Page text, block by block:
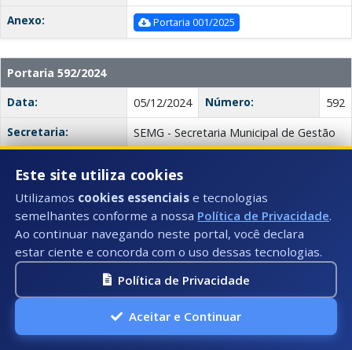
Anexo:
Portaria 001/2025
Portaria 592/2024
Data:
05/12/2024 Número:
592
Secretaria:
SEMG - Secretaria Municipal de Gestão
ACOMPANHAREM CONTRATO DO
PROCESSO 229-2024
Anexo:
Portaria 592/2024
Portaria 590/2024
Data:
590
Secretaria:
SEMG - Secretaria Municipal de Gestão
Este site utiliza cookies
Utilizamos cookies essenciais e tecnologias
semelhantes conforme a nossa Política de Privacidade.
Ao continuar navegando neste portal, você declara
estar ciente e concorda com o uso dessas tecnologias.
Política de Privacidade
Aceitar e Continuar